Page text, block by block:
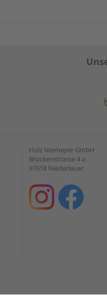
Holz Niemeyer GmbH
Brückenstrasse 4 a
97618 Niederlauer